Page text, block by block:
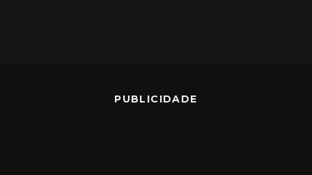
PUBLICIDADE